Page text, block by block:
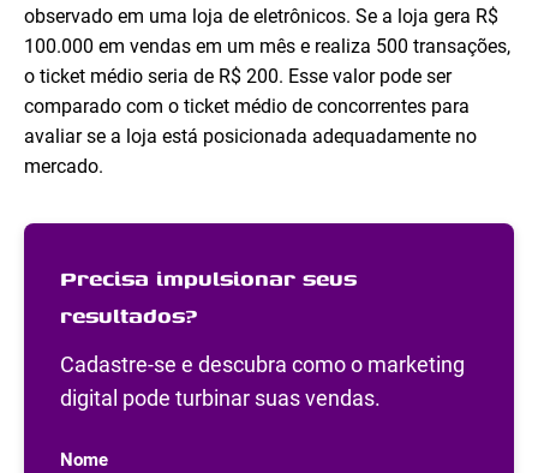
observado em uma loja de eletrônicos. Se a loja gera R$
100.000 em vendas em um mês e realiza 500 transações,
o ticket médio seria de R$ 200. Esse valor pode ser
comparado com o ticket médio de concorrentes para
avaliar se a loja está posicionada adequadamente no
mercado.
Precisa impulsionar seus
resultados?
Cadastre-se e descubra como o marketing
digital pode turbinar suas vendas.
Nome